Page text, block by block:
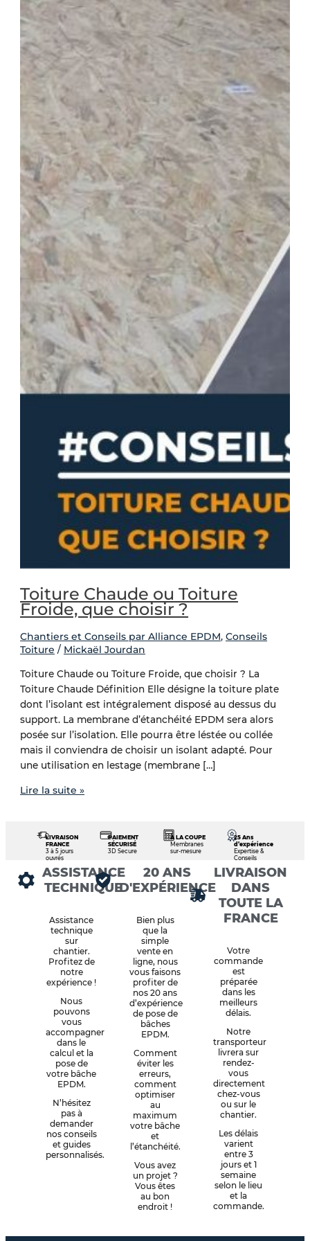
Toiture Chaude ou Toiture
Froide, que choisir ?
Chantiers et Conseils par Alliance EPDM,Conseils
Toiture / Mickaël Jourdan
Toiture Chaude ou Toiture Froide, que choisir ? La
Toiture Chaude Définition Elle désigne la toiture plate
dont l’isolant est intégralement disposé au dessus du
support. La membrane d’étanchéité EPDM sera alors
posée sur l’isolation. Elle pourra être léstée ou collée
mais il conviendra de choisir un isolant adapté. Pour
une utilisation en lestage (membrane […]
Lire la suite »
LIVRAISON
FRANCE
3 à 5 jours
ouvrés
PAIEMENT
SÉCURISÉ
3D Secure
À LA COUPE
Membranes
sur-mesure
25 Ans
d’expérience
Expertise &
Conseils
ASSISTANCE
TECHNIQUE
Assistance
technique
sur
chantier.
Profitez de
notre
expérience !
Nous
pouvons
vous
accompagner
dans le
calcul et la
pose de
votre bâche
EPDM.
N’hésitez
pas à
demander
nos conseils
et guides
personnalisés.
20 ANS
D'EXPÉRIENCE
Bien plus
que la
simple
vente en
ligne, nous
vous faisons
profiter de
nos 20 ans
d’expérience
de pose de
bâches
EPDM.
Comment
éviter les
erreurs,
comment
optimiser
au
maximum
votre bâche
et
l’étanchéité.
Vous avez
un projet ?
Vous êtes
au bon
endroit !
LIVRAISON
DANS
TOUTE LA
FRANCE
Votre
commande
est
préparée
dans les
meilleurs
délais.
Notre
transporteur
livrera sur
rendez-
vous
directement
chez-vous
ou sur le
chantier.
Les délais
varient
entre 3
jours et 1
semaine
selon le lieu
et la
commande.